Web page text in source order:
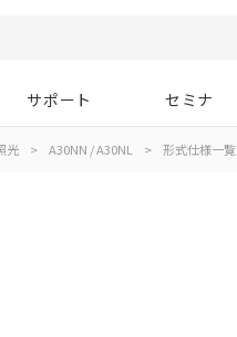
サポート セミナ
光 > A30NN / A30NL > 形式仕様一覧